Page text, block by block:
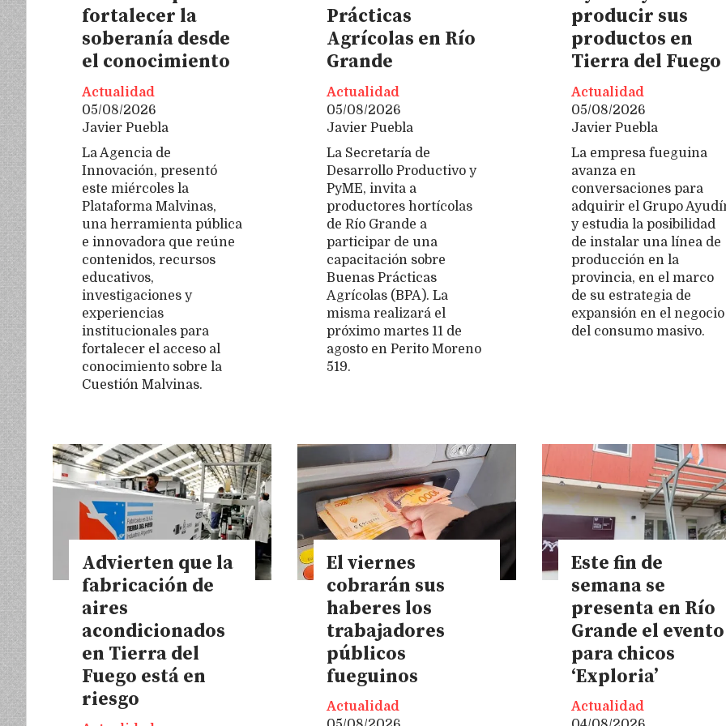
fortalecer la
soberanía desde
el conocimiento
Javier Puebla
Actualidad
05/08/2026
La Agencia de
Innovación, presentó
este miércoles la
Plataforma Malvinas,
una herramienta pública
e innovadora que reúne
contenidos, recursos
educativos,
investigaciones y
experiencias
institucionales para
fortalecer el acceso al
conocimiento sobre la
Cuestión Malvinas.
Prácticas
Agrícolas en Río
Grande
Javier Puebla
Actualidad
05/08/2026
La Secretaría de
Desarrollo Productivo y
PyME, invita a
productores hortícolas
de Río Grande a
participar de una
capacitación sobre
Buenas Prácticas
Agrícolas (BPA). La
misma realizará el
próximo martes 11 de
agosto en Perito Moreno
519.
producir sus
productos en
Tierra del Fuego
Javier Puebla
Actualidad
05/08/2026
La empresa fueguina
avanza en
conversaciones para
adquirir el Grupo
y estudia la posibilidad
de instalar una línea de
producción en la
provincia, en el marco
de su estrategia de
expansión en el negocio
del consumo masivo.
Advierten que la
fabricación de
aires
acondicionados
en Tierra del
Fuego está en
riesgo
El viernes
cobrarán sus
haberes los
trabajadores
públicos
fueguinos
Actualidad
Este fin de
semana se
presenta en Río
Grande el evento
para chicos
‘Exploria’
Actualidad